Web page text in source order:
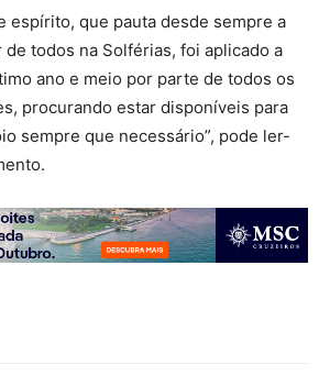
espírito, que pauta desde sempre a
todos na Solférias, foi aplicado a
ano e meio por parte de todos os
procurando estar disponíveis para
sempre que necessário”, pode ler-